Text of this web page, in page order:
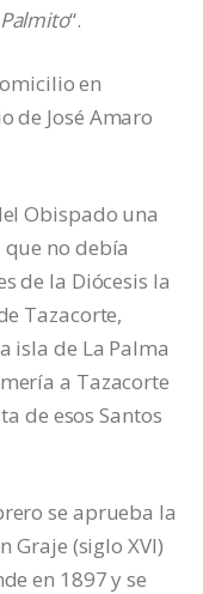
“.
en
de José Amaro
Obispado una
no debía
de la Diócesis la
Tazacorte,
isla de La Palma
a Tazacorte
de esos Santos
se aprueba la
Graje (siglo XVI)
en 1897 y se